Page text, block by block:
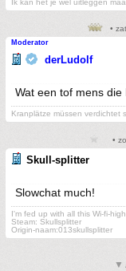
Ik kan het je wel uitleggen
•
Moderator
derLudolf
Wat een tof mens die
Kranplätze müssen verdichtet
•
Skull-splitter
Slowchat much!
I'm fed up with all this Wi-fi-
Steam: Skullsplitter
Origin-naam:013skullsplitter
▼